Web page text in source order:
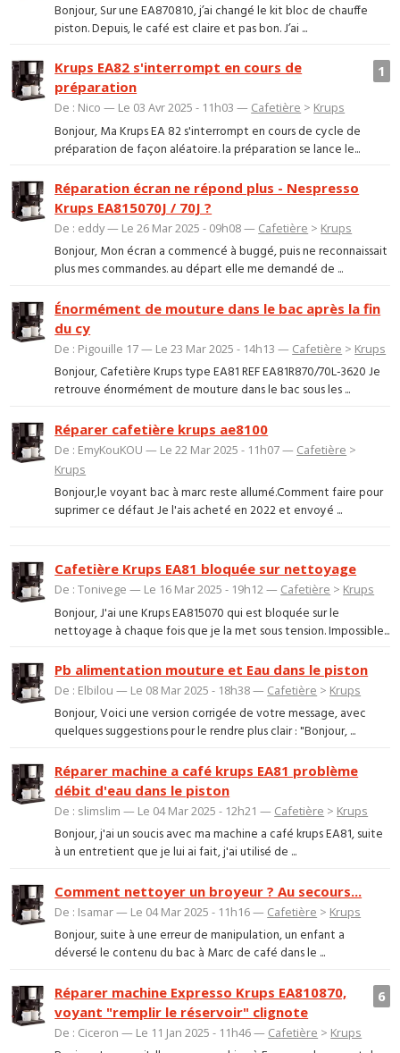
Bonjour, Sur une EA870810, j’ai changé le kit bloc de chauffe
piston. Depuis, le café est claire et pas bon. J’ai ...
1
Krups EA82 s'interrompt en cours de
préparation
De : Nico — Le 03 Avr 2025 - 11h03 — Cafetière > Krups
Bonjour, Ma Krups EA 82 s'interrompt en cours de cycle de
préparation de façon aléatoire. la préparation se lance le...
Réparation écran ne répond plus - Nespresso
Krups EA815070J / 70J ?
De : eddy — Le 26 Mar 2025 - 09h08 — Cafetière > Krups
Bonjour, Mon écran a commencé à buggé, puis ne reconnaissait
plus mes commandes. au départ elle me demandé de ...
Énormément de mouture dans le bac après la fin
du cy
De : Pigouille 17 — Le 23 Mar 2025 - 14h13 — Cafetière > Krups
Bonjour, Cafetière Krups type EA81 REF EA81R870/70L-3620 Je
retrouve énormément de mouture dans le bac sous les ...
Réparer cafetière krups ae8100
De : EmyKouKOU — Le 22 Mar 2025 - 11h07 — Cafetière >
Krups
Bonjour,le voyant bac à marc reste allumé.Comment faire pour
suprimer ce défaut Je l'ais acheté en 2022 et envoyé ...
Cafetière Krups EA81 bloquée sur nettoyage
De : Tonivege — Le 16 Mar 2025 - 19h12 — Cafetière > Krups
Bonjour, J'ai une Krups EA815070 qui est bloquée sur le
nettoyage à chaque fois que je la met sous tension. Impossible...
Pb alimentation mouture et Eau dans le piston
De : Elbilou — Le 08 Mar 2025 - 18h38 — Cafetière > Krups
Bonjour, Voici une version corrigée de votre message, avec
quelques suggestions pour le rendre plus clair : "Bonjour, ...
Réparer machine a café krups EA81 problème
débit d'eau dans le piston
De : slimslim — Le 04 Mar 2025 - 12h21 — Cafetière > Krups
Bonjour, j'ai un soucis avec ma machine a café krups EA81, suite
à un entretient que je lui ai fait, j'ai utilisé de ...
Comment nettoyer un broyeur ? Au secours...
De : Isamar — Le 04 Mar 2025 - 11h16 — Cafetière > Krups
Bonjour, suite à une erreur de manipulation, un enfant a
déversé le contenu du bac à Marc de café dans le ...
6
Réparer machine Expresso Krups EA810870,
voyant "remplir le réservoir" clignote
De : Ciceron — Le 11 Jan 2025 - 11h46 — Cafetière > Krups